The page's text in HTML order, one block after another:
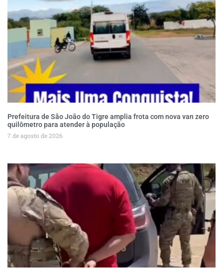
Prefeitura de São João do Tigre amplia frota com nova van zero
quilômetro para atender à população
7 de agosto de 2026